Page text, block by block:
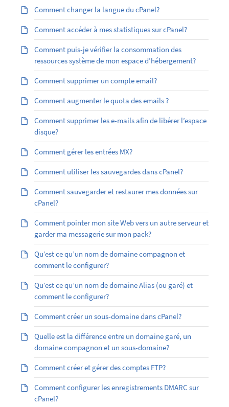
Comment changer la langue du cPanel?
Comment accéder à mes statistiques sur cPanel?
Comment puis-je vérifier la consommation des
ressources système de mon espace d’hébergement?
Comment supprimer un compte email?
Comment augmenter le quota des emails ?
Comment supprimer les e-mails afin de libérer l’espace
disque?
Comment gérer les entrées MX?
Comment utiliser les sauvegardes dans cPanel?
Comment sauvegarder et restaurer mes données sur
cPanel?
Comment pointer mon site Web vers un autre serveur et
garder ma messagerie sur mon pack?
Qu’est ce qu’un nom de domaine compagnon et
comment le configurer?
Qu’est ­ce qu’un nom de domaine Alias (ou garé) et
comment le configurer?
Comment créer un sous-domaine dans cPanel?
Quelle est la différence entre un domaine garé, un
domaine compagnon et un sous-domaine?
Comment créer et gérer des comptes FTP?
Comment configurer les enregistrements DMARC sur
cPanel?